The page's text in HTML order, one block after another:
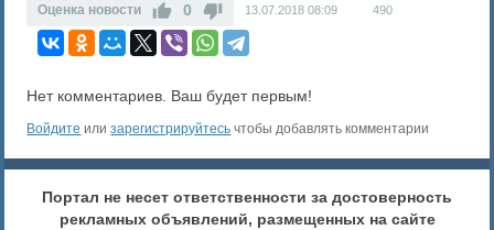
Оценка новости 0 13.07.2018 08:09 490
Нет комментариев. Ваш будет первым!
Войдите илизарегистрируйтесь чтобы добавлять комментарии
Портал не несет ответственности за достоверность
рекламных объявлений, размещенных на сайте